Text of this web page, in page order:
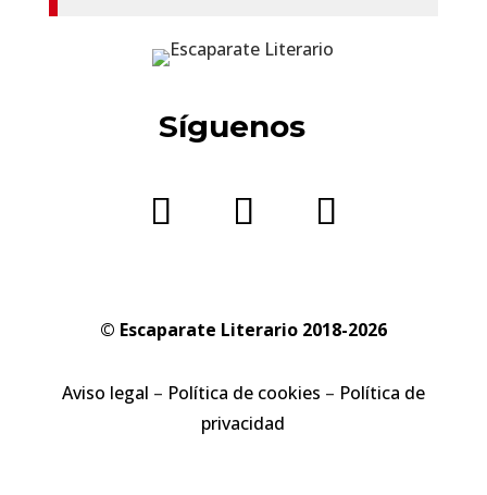
Síguenos
© Escaparate Literario 2018-2026
Aviso legal – Política de cookies – Política de
privacidad